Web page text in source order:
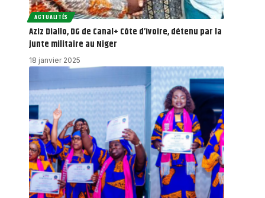
ACTUALITÉS
Aziz Diallo, DG de Canal+ Côte d’Ivoire, détenu par la
junte militaire au Niger
18 janvier 2025